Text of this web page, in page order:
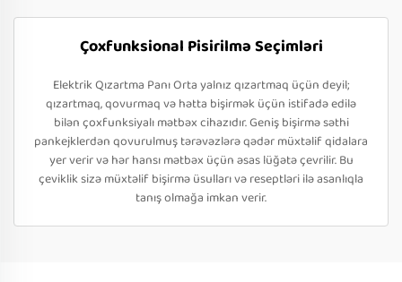
Çoxfunksional Pisirilmə Seçimləri
Elektrik Qızartma Panı Orta yalnız qızartmaq üçün deyil;
qızartmaq, qovurmaq və hətta bişirmək üçün istifadə edilə
bilən çoxfunksiyalı mətbəx cihazıdır. Geniş bişirmə səthi
pankejklerdən qovurulmuş tərəvəzlərə qədər müxtəlif qidalara
yer verir və hər hansı mətbəx üçün əsas lüğətə çevrilir. Bu
çeviklik sizə müxtəlif bişirmə üsulları və reseptləri ilə asanlıqla
tanış olmağa imkan verir.